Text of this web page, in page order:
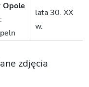
Opole
lata 30. XX
w.
zdjęcia